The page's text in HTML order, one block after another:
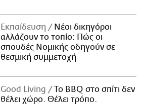
Εκπαίδευση
Νέοι δικηγόροι
αλλάζουν το τοπίο: Πώς οι
σπουδές Νομικής οδηγούν σε
θεσμική συμμετοχή
Good Living
Το BBQ στο σπίτι δεν
θέλει χώρο. Θέλει τρόπο.